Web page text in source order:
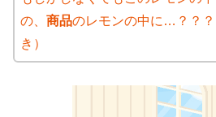
の、 商品のレモンの中に…？？
き）